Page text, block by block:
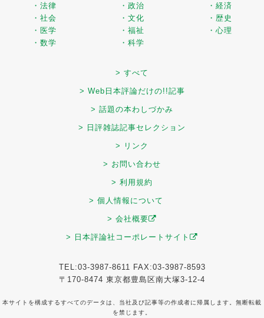
・法律
・政治
・経済
・社会
・文化
・歴史
・医学
・福祉
・心理
・数学
・科学
> すべて
> Web日本評論だけの!!記事
> 話題の本わしづかみ
> 日評雑誌記事セレクション
> リンク
> お問い合わせ
> 利用規約
> 個人情報について
> 会社概要
> 日本評論社コーポレートサイト
TEL:03-3987-8611 FAX:03-3987-8593
〒170-8474 東京都豊島区南大塚3-12-4
本サイトを構成するすべてのデータは、当社及び記事等の作成者に帰属します。無断転載
を禁じます。